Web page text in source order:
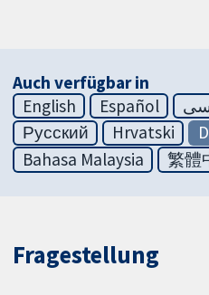
Auch verfügbar in
English
Español
Русский
Hrvatski
Bahasa Malaysia
繁體
Fragestellung